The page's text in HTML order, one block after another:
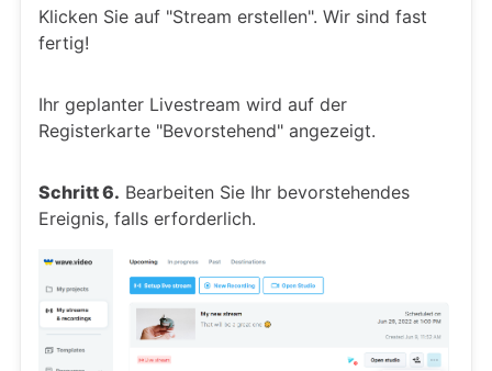
Klicken Sie auf "Stream erstellen". Wir sind fast
fertig!
Ihr geplanter Livestream wird auf der
Registerkarte "Bevorstehend" angezeigt.
Schritt 6. Bearbeiten Sie Ihr bevorstehendes
Ereignis, falls erforderlich.